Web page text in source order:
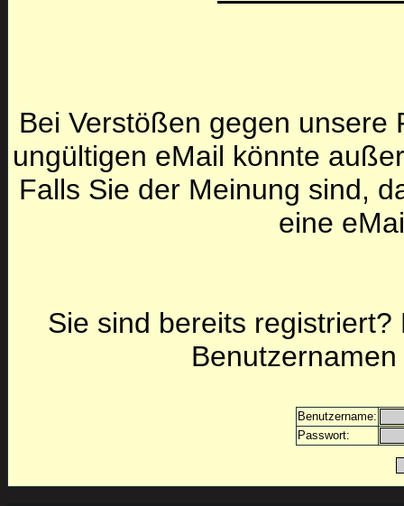
Bei Verstößen gegen unsere
ungültigen eMail könnte
Falls Sie der Meinung sind,
eine
Sie sind bereits
Benutzername:
Passwort: